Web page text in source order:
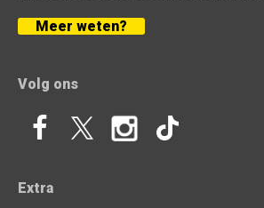
Meer weten?
Volg ons
Extra